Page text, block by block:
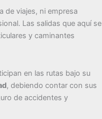
de viajes, ni empresa
Las salidas que aquí se
y caminantes
en las rutas bajo su
, debiendo contar con sus
de accidentes y